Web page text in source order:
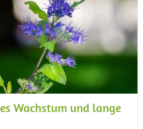
Wachstum und lange